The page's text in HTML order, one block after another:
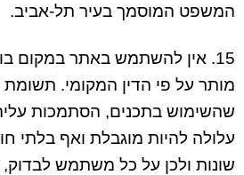
המשפט המוסמך בעיר תל-אביב.
15. אין להשתמש באתר במקום
מותר על פי הדין המקומי. תשומת
שהשימוש בתכנים, הסתמכות
עלולה להיות מוגבלת ואף בלתי
שונות ולכן על כל משתמש